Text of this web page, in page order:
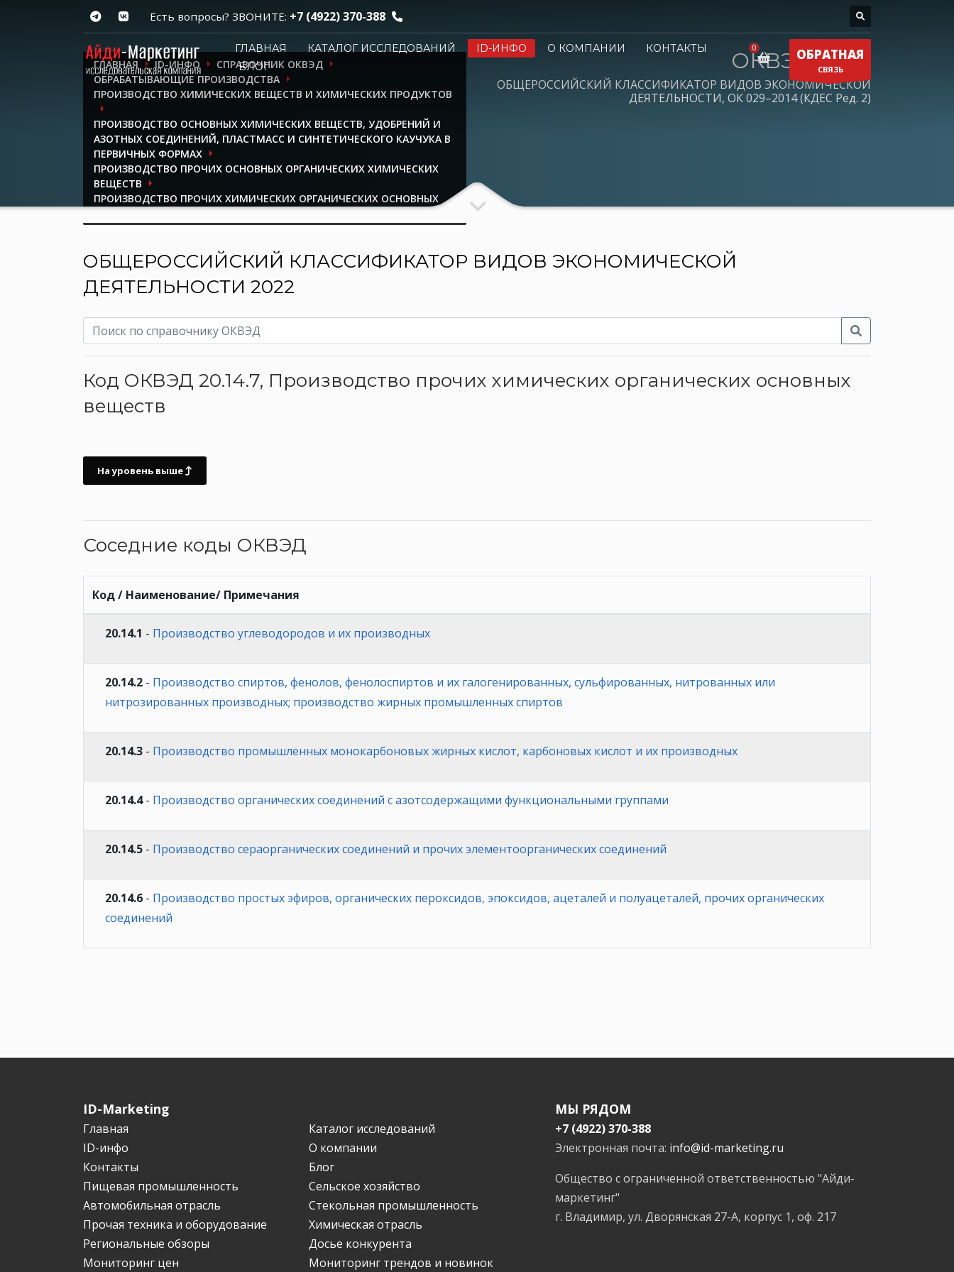
Есть вопросы? ЗВОНИТЕ: +7 (4922) 370-388
ГЛАВНАЯ КАТАЛОГ ИССЛЕДОВАНИЙ ID-ИНФО О КОМПАНИИ
КОНТАКТЫ
БЛОГ
ОБРАТНАЯ
СВЯЗЬ
ГЛАВНАЯ ID-ИНФО
СПРАВОЧНИК ОКВЭД
ОБРАБАТЫВАЮЩИЕ ПРОИЗВОДСТВА
ПРОИЗВОДСТВО ХИМИЧЕСКИХ ВЕЩЕСТВ И ХИМИЧЕСКИХ ПРОДУКТОВ
ПРОИЗВОДСТВО ОСНОВНЫХ ХИМИЧЕСКИХ ВЕЩЕСТВ, УДОБРЕНИЙ И
АЗОТНЫХ СОЕДИНЕНИЙ, ПЛАСТМАСС И СИНТЕТИЧЕСКОГО КАУЧУКА В
ПЕРВИЧНЫХ ФОРМАХ
ПРОИЗВОДСТВО ПРОЧИХ ОСНОВНЫХ ОРГАНИЧЕСКИХ ХИМИЧЕСКИХ
ВЕЩЕСТВ
ПРОИЗВОДСТВО ПРОЧИХ ХИМИЧЕСКИХ ОРГАНИЧЕСКИХ ОСНОВНЫХ
ВЕЩЕСТВ
ОКВЭД 2026
ОБЩЕРОССИЙСКИЙ КЛАССИФИКАТОР ВИДОВ ЭКОНОМИЧЕСКОЙ
ДЕЯТЕЛЬНОСТИ, ОК 029–2014 (КДЕС Ред. 2)
ОБЩЕРОССИЙСКИЙ КЛАССИФИКАТОР ВИДОВ ЭКОНОМИЧЕСКОЙ
ДЕЯТЕЛЬНОСТИ 2022
Код ОКВЭД 20.14.7, Производство прочих химических органических основных
веществ
На уровень выше
Соседние коды ОКВЭД
Код / Наименование/ Примечания
20.14.1 - Производство углеводородов и их производных
20.14.2 - Производство спиртов, фенолов, фенолоспиртов и их галогенированных, сульфированных, нитрованных или
нитрозированных производных; производство жирных промышленных спиртов
20.14.3 - Производство промышленных монокарбоновых жирных кислот, карбоновых кислот и их производных
20.14.4- Производство органических соединений с азотсодержащими функциональными группами
20.14.5 - Производство сераорганических соединений и прочих элементоорганических соединений
20.14.6 - Производство простых эфиров, органических пероксидов, эпоксидов, ацеталей и полуацеталей, прочих органических
соединений
ID-Marketing
Главная
Каталог исследований
ID-инфо
О компании
Контакты
Блог
Пищевая промышленность
Сельское хозяйство
Автомобильная отрасль
Стекольная промышленность
Прочая техника и оборудование
Химическая отрасль
Региональные обзоры
Досье конкурента
Мониторинг цен
Мониторинг трендов и новинок
МЫ РЯДОМ
+7 (4922) 370-388
Электронная почта: info@id-marketing.ru
Общество с ограниченной ответственностью "Айди-
маркетинг"
г. Владимир, ул. Дворянская 27-А, корпус 1, оф. 217